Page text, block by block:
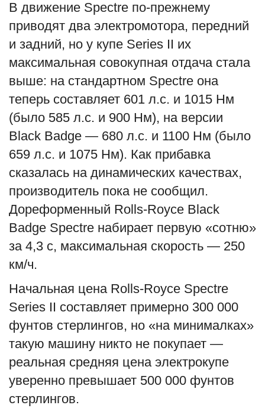
В движение Spectre по-прежнему
приводят два электромотора, передний
и задний, но у купе Series II их
максимальная совокупная отдача стала
выше: на стандартном Spectre она
теперь составляет 601 л.с. и 1015 Нм
(было 585 л.с. и 900 Нм), на версии
Black Badge — 680 л.с. и 1100 Нм (было
659 л.с. и 1075 Нм). Как прибавка
сказалась на динамических качествах,
производитель пока не сообщил.
Дореформенный Rolls-Royce Black
Badge Spectre набирает первую «сотню»
за 4,3 с, максимальная скорость — 250
км/ч.
Начальная цена Rolls-Royce Spectre
Series II составляет примерно 300 000
фунтов стерлингов, но «на минималках»
такую машину никто не покупает —
реальная средняя цена электрокупе
уверенно превышает 500 000 фунтов
стерлингов.